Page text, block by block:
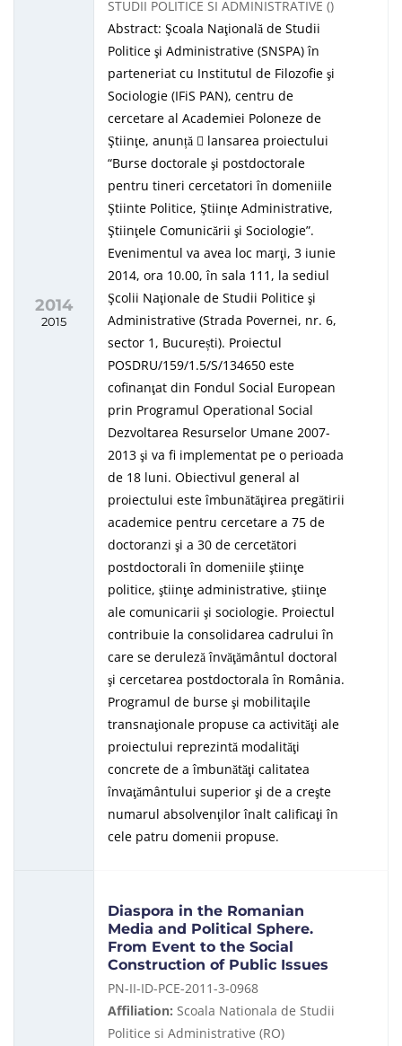
2014
2015
STUDII POLITICE SI ADMINISTRATIVE ()
Abstract: Şcoala Naţională de Studii
Politice şi Administrative (SNSPA) în
parteneriat cu Institutul de Filozofie şi
Sociologie (IFiS PAN), centru de
cercetare al Academiei Poloneze de
Ştiinţe, anunță
lansarea proiectului
“Burse doctorale şi postdoctorale
pentru tineri cercetatori în domeniile
Ştiinte Politice, Ştiinţe Administrative,
Ştiinţele Comunicării şi Sociologie”.
Evenimentul va avea loc marţi, 3 iunie
2014, ora 10.00, în sala 111, la sediul
Şcolii Naţionale de Studii Politice şi
Administrative (Strada Povernei, nr. 6,
sector 1, București). Proiectul
POSDRU/159/1.5/S/134650 este
cofinanţat din Fondul Social European
prin Programul Operational Social
Dezvoltarea Resurselor Umane 2007-
2013 şi va fi implementat pe o perioada
de 18 luni. Obiectivul general al
proiectului este îmbunătăţirea pregătirii
academice pentru cercetare a 75 de
doctoranzi şi a 30 de cercetători
postdoctorali în domeniile ştiinţe
politice, ştiinţe administrative, ştiinţe
ale comunicarii şi sociologie. Proiectul
contribuie la consolidarea cadrului în
care se deruleză învăţământul doctoral
şi cercetarea postdoctorala în România.
Programul de burse şi mobilitaţile
transnaţionale propuse ca activităţi ale
proiectului reprezintă modalităţi
concrete de a îmbunătăţi calitatea
învaţământului superior şi de a creşte
numarul absolvenţilor înalt calificaţi în
cele patru domenii propuse.
Diaspora in the Romanian
Media and Political Sphere.
From Event to the Social
Construction of Public Issues
PN-II-ID-PCE-2011-3-0968
Affiliation: Scoala Nationala de Studii
Politice si Administrative (RO)